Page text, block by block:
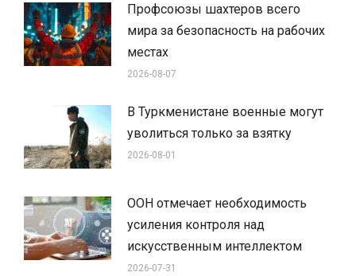
Профсоюзы шахтеров всего
мира за безопасность на рабочих
местах
2026-08-07
В Туркменистане военные могут
уволиться только за взятку
2026-08-01
ООН отмечает необходимость
усиления контроля над
искусственным интеллектом
2026-07-31